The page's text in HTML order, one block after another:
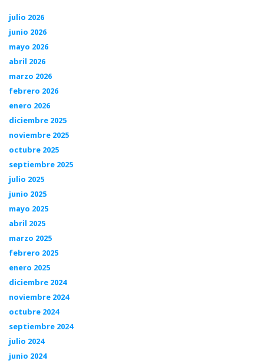
julio 2026
junio 2026
mayo 2026
abril 2026
marzo 2026
febrero 2026
enero 2026
diciembre 2025
noviembre 2025
octubre 2025
septiembre 2025
julio 2025
junio 2025
mayo 2025
abril 2025
marzo 2025
febrero 2025
enero 2025
diciembre 2024
noviembre 2024
octubre 2024
septiembre 2024
julio 2024
junio 2024